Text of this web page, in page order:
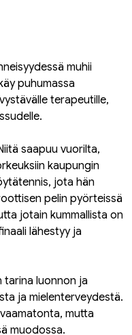
muhii
puhumassa
terapeutille,
saapuu vuorilta,
kaupungin
jota hän
pelin pyörteissä
jotain kummallista on
lähestyy ja
tarina luonnon ja
ja mielenterveydestä.
mutta
muodossa.